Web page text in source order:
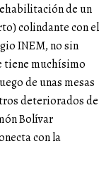
de un
colindante con el
INEM, no sin
tiene muchísimo
de unas mesas
deteriorados de
Bolívar
con la